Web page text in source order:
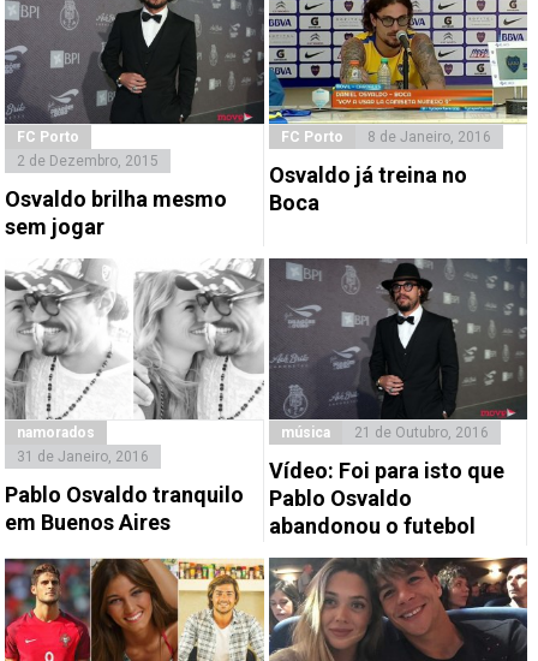
FC Porto
2 de Dezembro, 2015
Osvaldo brilha mesmo
sem jogar
FC Porto 8 de Janeiro, 2016
Osvaldo já treina no
Boca
namorados
31 de Janeiro, 2016
Pablo Osvaldo tranquilo
em Buenos Aires
música 21 de Outubro, 2016
Vídeo: Foi para isto que
Pablo Osvaldo
abandonou o futebol